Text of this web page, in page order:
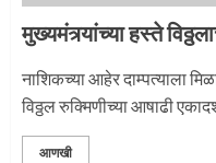
मुख्यमंत्र्यांच्या हस्ते
नाशिकच्या आहेर दाम्पत्याला
विठ्ठल रुक्मिणीच्या आषाढी
आणखी